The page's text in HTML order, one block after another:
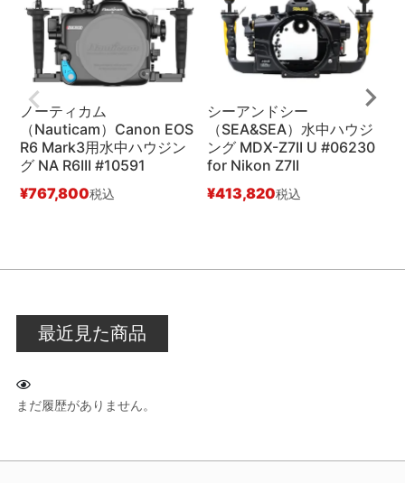
ノーティカム
（Nauticam）Canon EOS
R6 Mark3用水中ハウジン
グ NA R6III #10591
¥767,800税込
シーアンドシー
（SEA&SEA）水中ハウジ
ング MDX-Z7II U #06230
for Nikon Z7II
¥413,820税込
最近見た商品
まだ履歴がありません。